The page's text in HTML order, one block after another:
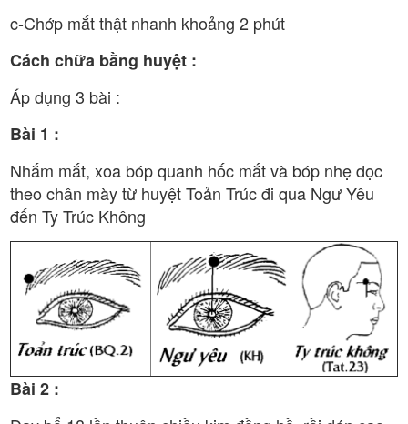
c-Chớp mắt thật nhanh khoảng 2 phút
Cách chữa bằng huyệt :
Áp dụng 3 bài :
Bài 1 :
Nhắm mắt, xoa bóp quanh hốc mắt và bóp nhẹ dọc
theo chân mày từ huyệt Toản Trúc đi qua Ngư Yêu
đến Ty Trúc Không
Bài 2 :